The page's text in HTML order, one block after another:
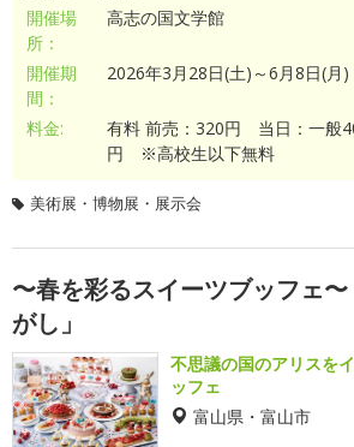
開催場
所：
高志の国文学館
開催期
間：
2026年3月28日(土)～6月8日(月)
料金:
有料 前売：320円 当日：一般
円 ※高校生以下無料
美術展・博物展・展示会
〜春を彩るスイーツブッフェ
がし」
不思議の国のアリスを
ッフェ
富山県・富山市